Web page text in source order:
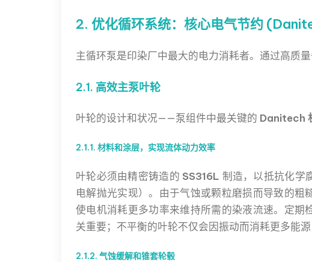
2. 优化循环系统：核心电气节约
主循环泵是印染厂中最大的电力消耗者。通过高质
2.1. 高效主泵叶轮
叶轮的设计和状况——泵组件中最关键的 Danitech
2.1.1. 材料和涂层，实现流体动力效率
叶轮必须由精密铸造的 SS316L 制造，以抵抗化学
电解抛光实现）。由于气蚀或颗粒磨损而导致的
使电机消耗更多功率来维持所需的染液流速。定
关重要；不平衡的叶轮不仅会因振动而消耗更多能
2.1.2. 气蚀缓解和锥套轮毂